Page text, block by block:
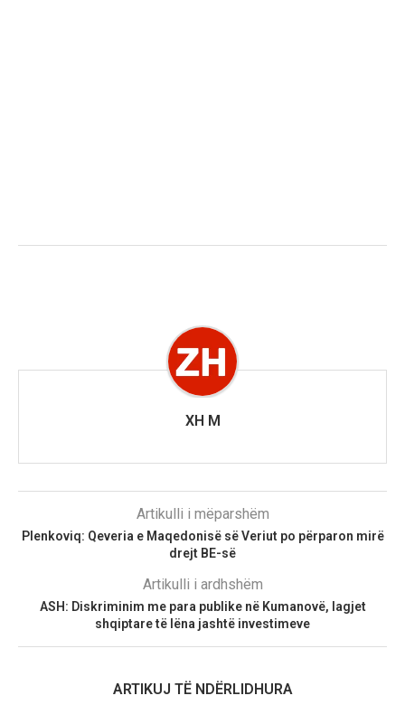
XH M
Artikulli i mëparshëm
Plenkoviq: Qeveria e Maqedonisë së Veriut po përparon mirë
drejt BE-së
Artikulli i ardhshëm
ASH: Diskriminim me para publike në Kumanovë, lagjet
shqiptare të lëna jashtë investimeve
ARTIKUJ TË NDËRLIDHURA